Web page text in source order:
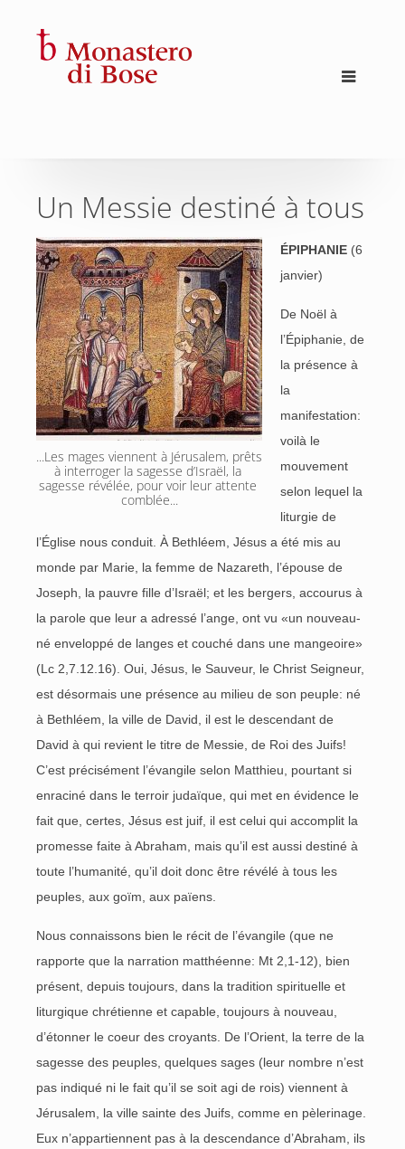
Un Messie destiné à tous
...Les mages viennent à Jérusalem, prêts
à interroger la sagesse d’Israël, la
sagesse révélée, pour voir leur attente
comblée...
ÉPIPHANIE (6
janvier)
De Noël à
l’Épiphanie, de
la présence à
la
manifestation:
voilà le
mouvement
selon lequel la
liturgie de
l’Église nous conduit. À Bethléem, Jésus a été mis au
monde par Marie, la femme de Nazareth, l’épouse de
Joseph, la pauvre fille d’Israël; et les bergers, accourus à
la parole que leur a adressé l’ange, ont vu «un nouveau-
né enveloppé de langes et couché dans une mangeoire»
(Lc 2,7.12.16). Oui, Jésus, le Sauveur, le Christ Seigneur,
est désormais une présence au milieu de son peuple: né
à Bethléem, la ville de David, il est le descendant de
David à qui revient le titre de Messie, de Roi des Juifs!
C’est précisément l’évangile selon Matthieu, pourtant si
enraciné dans le terroir judaïque, qui met en évidence le
fait que, certes, Jésus est juif, il est celui qui accomplit la
promesse faite à Abraham, mais qu’il est aussi destiné à
toute l’humanité, qu’il doit donc être révélé à tous les
peuples, aux goïm, aux païens.
Nous connaissons bien le récit de l’évangile (que ne
rapporte que la narration matthéenne: Mt 2,1-12), bien
présent, depuis toujours, dans la tradition spirituelle et
liturgique chrétienne et capable, toujours à nouveau,
d’étonner le coeur des croyants. De l’Orient, la terre de la
sagesse des peuples, quelques sages (leur nombre n’est
pas indiqué ni le fait qu’il se soit agi de rois) viennent à
Jérusalem, la ville sainte des Juifs, comme en pèlerinage.
Eux n’appartiennent pas à la descendance d’Abraham, ils